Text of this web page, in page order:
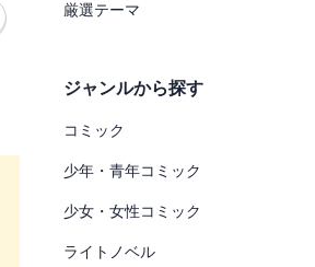
厳選テーマ
ジャンルから探す
コミック
少年・青年コミック
少女・女性コミック
ライトノベル